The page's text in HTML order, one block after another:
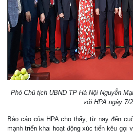
Phó Chủ tịch UBND TP Hà Nội Nguyễn
với HPA ngày 7/2.
Báo cáo của HPA cho thấy, từ nay đến
mạnh triển khai hoạt động xúc tiến kêu